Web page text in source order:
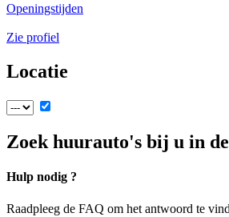
Openingstijden
Zie profiel
Locatie
Zoek huurauto's bij u in
Hulp nodig ?
Raadpleeg de FAQ om het antwoord te